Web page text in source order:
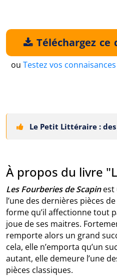
Téléchargez
ou Testez vos
Le Petit Littéraire : des
À propos du livre
Les Fourberies de Scapinest
l’une des dernières pièces
forme qu’il affectionne tout
joue de ses maitres.
remporte alors un grand
cela, elle n’emporta qu’un
autant, elle demeure l’une
pièces classiques.